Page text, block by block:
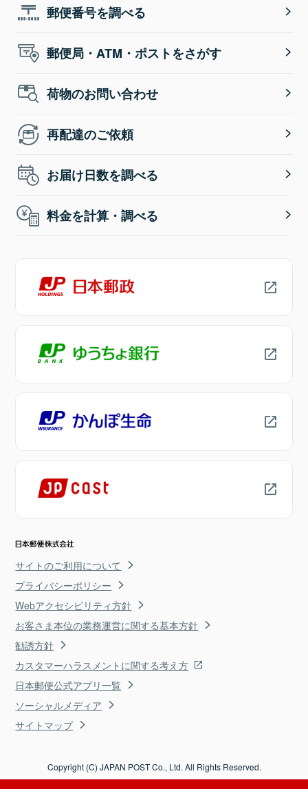
郵便番号を調べる
郵便局・ATM・ポストをさがす
荷物のお問い合わせ
再配達のご依頼
お届け日数を調べる
料金を計算・調べる
サイトのご利用について
プライバシーポリシー
Webアクセシビリティ方針
お客さま本位の業務運営に関する基本方針
勧誘方針
カスタマーハラスメントに関する考え方
日本郵便公式アプリ一覧
ソーシャルメディア
サイトマップ
Copyright (C) JAPAN POST Co., Ltd. All Rights Reserved.